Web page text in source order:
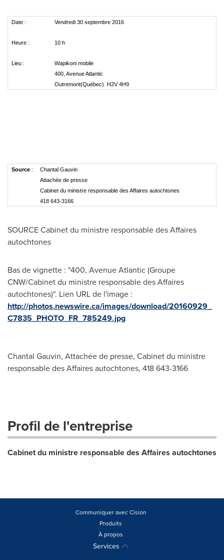
Date : Vendredi 30 septembre 2016
Heure : 10 h
Lieu :
Wapikoni mobile
400, Avenue Atlantic
Outremont(Québec) H2V 4H9
Source :
Chantal Gauvin
Attachée de presse
Cabinet du ministre responsable des Affaires autochtones
418 643-3166
SOURCE Cabinet du ministre responsable des Affaires
autochtones
Bas de vignette : "400, Avenue Atlantic (Groupe
CNW/Cabinet du ministre responsable des Affaires
autochtones)". Lien URL de l'image :
http://photos.newswire.ca/images/download/20160929_
C7835_PHOTO_FR_785249.jpg
Chantal Gauvin, Attachée de presse, Cabinet du ministre
responsable des Affaires autochtones, 418 643-3166
Profil de l'entreprise
Cabinet du ministre responsable des Affaires autochtones
Communiquer avec Cision
Produits
À propos
Services